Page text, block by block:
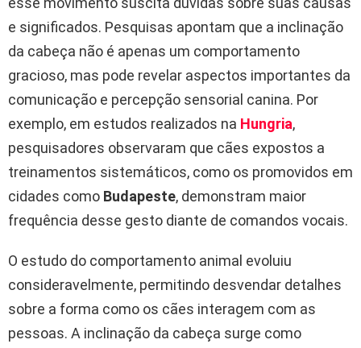
e significados. Pesquisas apontam que a inclinação
da cabeça não é apenas um comportamento
gracioso, mas pode revelar aspectos importantes da
comunicação e percepção sensorial canina. Por
exemplo, em estudos realizados na Hungria,
pesquisadores observaram que cães expostos a
treinamentos sistemáticos, como os promovidos em
cidades como Budapeste, demonstram maior
frequência desse gesto diante de comandos vocais.
O estudo do comportamento animal evoluiu
consideravelmente, permitindo desvendar detalhes
sobre a forma como os cães interagem com as
pessoas. A inclinação da cabeça surge como